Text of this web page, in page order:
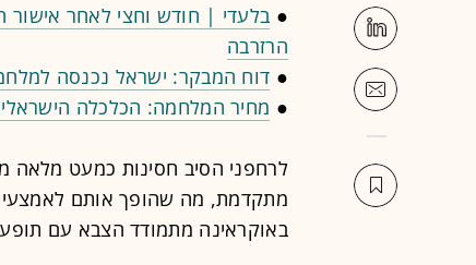
● בלעדי | חודש וחצי לאחר אישור
הרזרבה
● דוח המבקר: ישראל נכנסה
● מחיר המלחמה: הכלכלה הישראלית התכווצה ב-
לרחפני הסיב חסינות כמעט מלאה
מתקדמת, מה שהופך אותם לאמצעי
באוקראינה מתמודד הצבא עם